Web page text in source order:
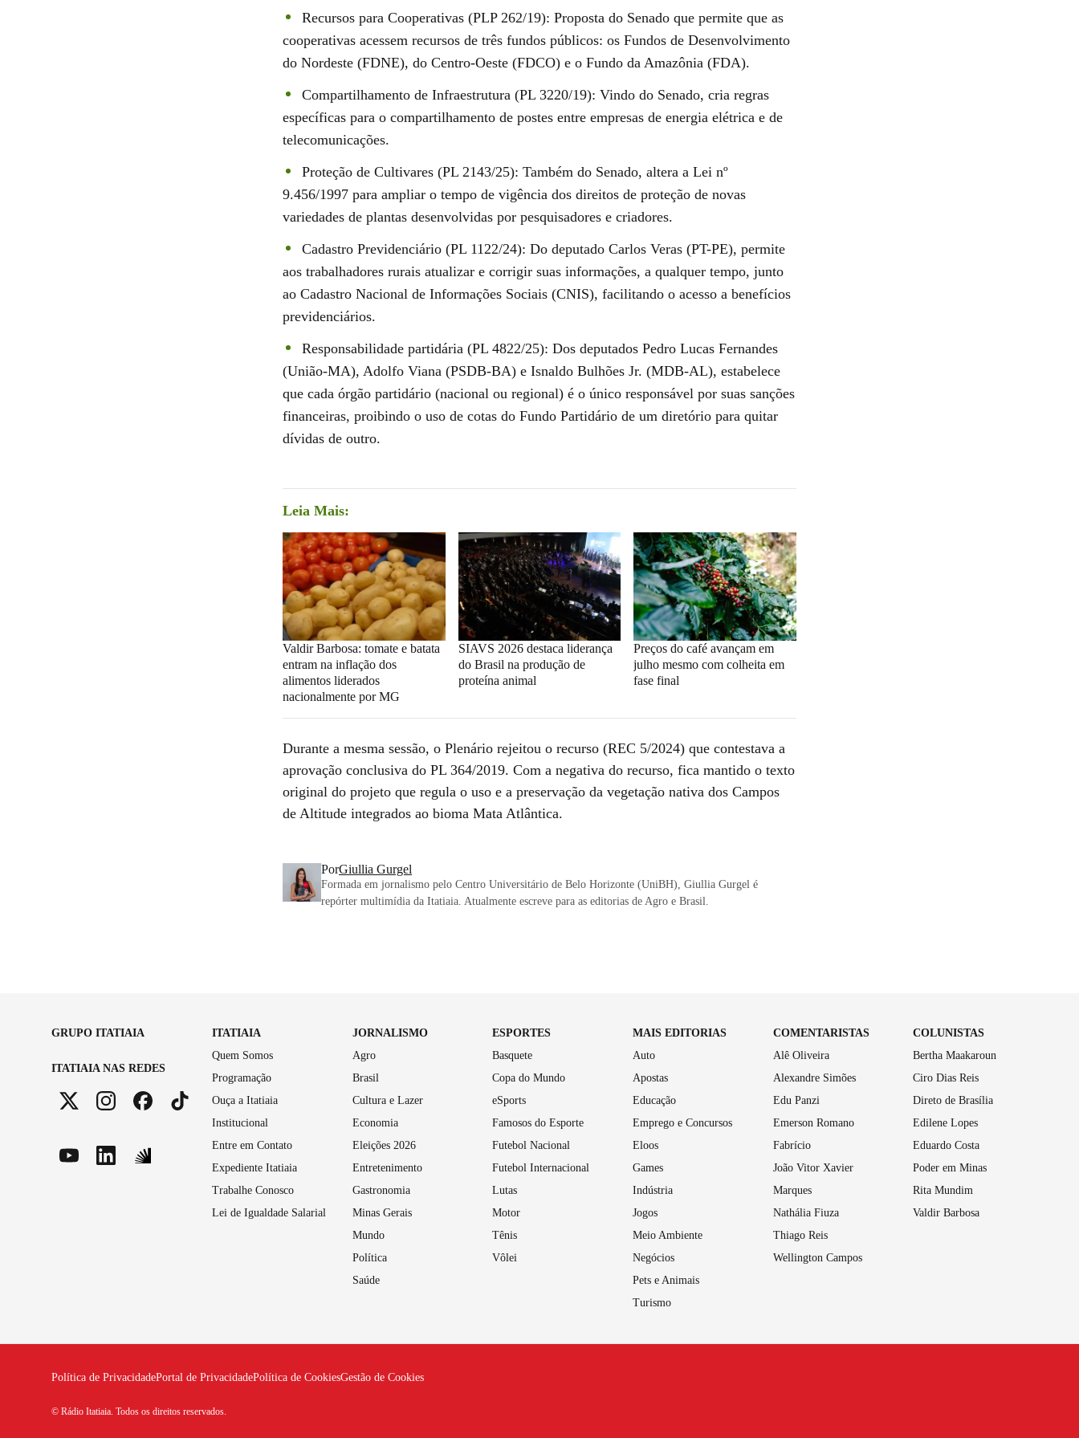
Recursos para Cooperativas (PLP 262/19): Proposta do Senado que permite que as
cooperativas acessem recursos de três fundos públicos: os Fundos de Desenvolvimento
do Nordeste (FDNE), do Centro-Oeste (FDCO) e o Fundo da Amazônia (FDA).
Compartilhamento de Infraestrutura (PL 3220/19): Vindo do Senado, cria regras
específicas para o compartilhamento de postes entre empresas de energia elétrica e de
telecomunicações.
Proteção de Cultivares (PL 2143/25): Também do Senado, altera a Lei nº
9.456/1997 para ampliar o tempo de vigência dos direitos de proteção de novas
variedades de plantas desenvolvidas por pesquisadores e criadores.
Cadastro Previdenciário (PL 1122/24): Do deputado Carlos Veras (PT-PE), permite
aos trabalhadores rurais atualizar e corrigir suas informações, a qualquer tempo, junto
ao Cadastro Nacional de Informações Sociais (CNIS), facilitando o acesso a benefícios
previdenciários.
Responsabilidade partidária (PL 4822/25): Dos deputados Pedro Lucas Fernandes
(União-MA), Adolfo Viana (PSDB-BA) e Isnaldo Bulhões Jr. (MDB-AL), estabelece
que cada órgão partidário (nacional ou regional) é o único responsável por suas sanções
financeiras, proibindo o uso de cotas do Fundo Partidário de um diretório para quitar
dívidas de outro.
Leia Mais:
Valdir Barbosa: tomate e batata
entram na inflação dos
alimentos liderados
nacionalmente por MG
SIAVS 2026 destaca liderança
do Brasil na produção de
proteína animal
Preços do café avançam em
julho mesmo com colheita em
fase final
Durante a mesma sessão, o Plenário rejeitou o recurso (REC 5/2024) que contestava a
aprovação conclusiva do PL 364/2019. Com a negativa do recurso, fica mantido o texto
original do projeto que regula o uso e a preservação da vegetação nativa dos Campos
de Altitude integrados ao bioma Mata Atlântica.
PorGiullia Gurgel
Formada em jornalismo pelo Centro Universitário de Belo Horizonte (UniBH), Giullia Gurgel é
repórter multimídia da Itatiaia. Atualmente escreve para as editorias de Agro e Brasil.
GRUPO ITATIAIA
ITATIAIA NAS REDES
ITATIAIA
Quem Somos
Programação
Ouça a Itatiaia
Institucional
Entre em Contato
Expediente Itatiaia
Trabalhe Conosco
Lei de Igualdade Salarial
JORNALISMO
Agro
Brasil
Cultura e Lazer
Economia
Eleições 2026
Entretenimento
Gastronomia
Minas Gerais
Mundo
Política
Saúde
ESPORTES
Basquete
Copa do Mundo
eSports
Famosos do Esporte
Futebol Nacional
Futebol Internacional
Lutas
Motor
Tênis
Vôlei
MAIS EDITORIAS
Auto
Apostas
Educação
Emprego e Concursos
Eloos
Games
Indústria
Jogos
Meio Ambiente
Negócios
Pets e Animais
Turismo
COMENTARISTAS
Alê Oliveira
Alexandre Simões
Edu Panzi
Emerson Romano
Fabrício
João Vitor Xavier
Marques
Nathália Fiuza
Thiago Reis
Wellington Campos
COLUNISTAS
Bertha Maakaroun
Ciro Dias Reis
Direto de Brasília
Edilene Lopes
Eduardo Costa
Poder em Minas
Rita Mundim
Valdir Barbosa
Política de PrivacidadePortal de PrivacidadePolítica de CookiesGestão de Cookies
© Rádio Itatiaia. Todos os direitos reservados.